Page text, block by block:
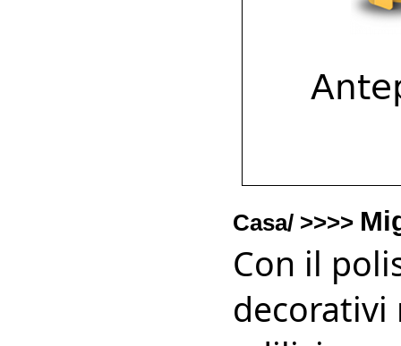
Casa/ >>>>
Con il